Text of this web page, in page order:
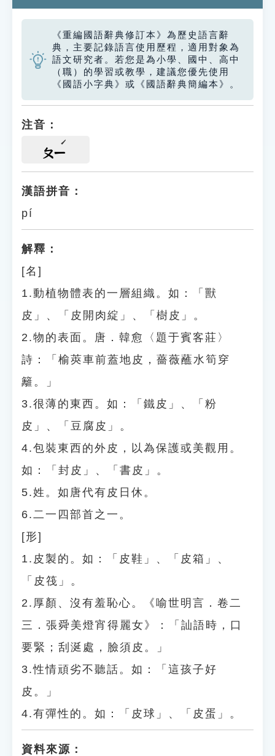
《重編國語辭典修訂本》為歷史語言辭
典，主要記錄語言使用歷程，適用對象為
語文研究者。若您是為小學、國中、高中
（職）的學習或教學，建議您優先使用
《國語小字典》或《國語辭典簡編本》。
注音：
ㄆㄧ
漢語拼音：
pí
解釋：
[名]
1.動植物體表的一層組織。如：「獸
皮」、「皮開肉綻」、「樹皮」。
2.物的表面。唐．韓愈〈題于賓客莊〉
詩：「榆莢車前蓋地皮，薔薇蘸水筍穿
籬。」
3.很薄的東西。如：「鐵皮」、「粉
皮」、「豆腐皮」。
4.包裝東西的外皮，以為保護或美觀用。
如：「封皮」、「書皮」。
5.姓。如唐代有皮日休。
6.二一四部首之一。
[形]
1.皮製的。如：「皮鞋」、「皮箱」、
「皮筏」。
2.厚顏、沒有羞恥心。《喻世明言．卷二
三．張舜美燈宵得麗女》：「訕語時，口
要緊；刮涎處，臉須皮。」
3.性情頑劣不聽話。如：「這孩子好
皮。」
4.有彈性的。如：「皮球」、「皮蛋」。
資料來源：